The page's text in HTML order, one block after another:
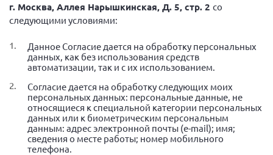
Генеральный директор Матвиевская О.В.
Вице-президент Зрячева Н.В.
Вице-президент Шишлянников Ф.В.
Информационная служба
Отдел международных отношений
Вице-президент Черненко Д.Е.
Вице-президент Валюх М.В.
Вице-президент Чернова А.В.
г. Москва, Аллея Нарышкинская, Д. 5, стр. 2 со
следующими условиями:
Данное Согласие дается на обработку персональных
данных, как без использования средств
автоматизации, так и с их использованием.
Согласие дается на обработку следующих моих
персональных данных: персональные данные, не
относящиеся к специальной категории персональных
данных или к биометрическим персональным
данным: адрес электронной почты (e-mail); имя;
сведения о месте работы; номер мобильного
телефона.